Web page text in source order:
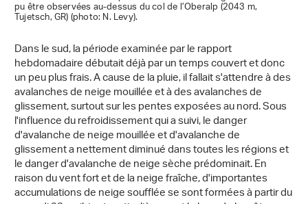
pu être observées au-dessus du col de l’Oberalp (2043 m,
Tujetsch, GR) (photo: N. Levy).
Dans le sud, la période examinée par le rapport
hebdomadaire débutait déjà par un temps couvert et donc
un peu plus frais. A cause de la pluie, il fallait s'attendre à des
avalanches de neige mouillée et à des avalanches de
glissement, surtout sur les pentes exposées au nord. Sous
l'influence du refroidissement qui a suivi, le danger
d'avalanche de neige mouillée et d'avalanche de
glissement a nettement diminué dans toutes les régions et
le danger d'avalanche de neige sèche prédominait. En
raison du vent fort et de la neige fraîche, d'importantes
accumulations de neige soufflée se sont formées à partir du